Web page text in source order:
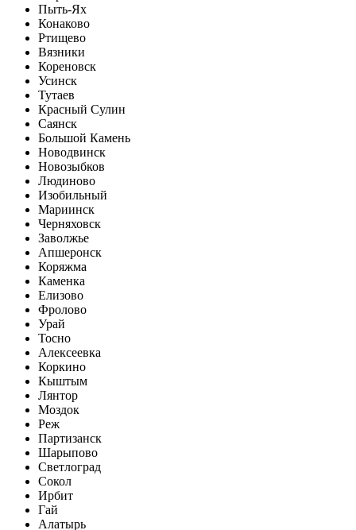
Пыть-Ях
Конаково
Ртищево
Вязники
Кореновск
Усинск
Тутаев
Красный Сулин
Саянск
Большой Камень
Новодвинск
Новозыбков
Людиново
Изобильный
Мариинск
Черняховск
Заволжье
Апшеронск
Коряжма
Каменка
Елизово
Фролово
Урай
Тосно
Алексеевка
Коркино
Кыштым
Лянтор
Моздок
Реж
Партизанск
Шарыпово
Светлоград
Сокол
Ирбит
Гай
Алатырь